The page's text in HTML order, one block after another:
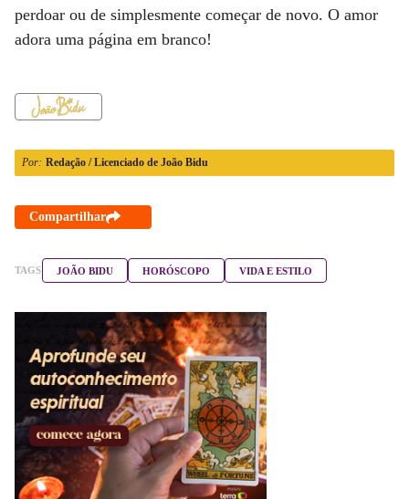
perdoar ou de simplesmente começar de novo. O amor
adora uma página em branco!
Por: Redação / Licenciado de João Bidu
Compartilhar
TAGS JOÃO BIDU HORÓSCOPO VIDA E ESTILO